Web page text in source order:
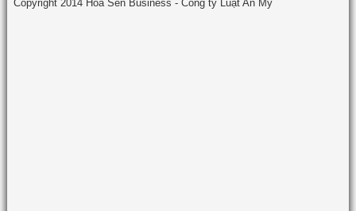
Copyright 2014 Hoa Sen Business - Công ty Luật An Mỹ